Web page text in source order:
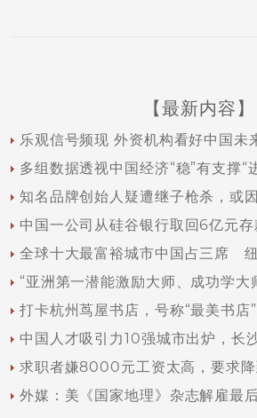
【最新内容】
乐观信号频现 外资机构看好中国未
多组数据透视中国经济“稳”有支撑“
知名品牌创始人疑遭继子枪杀，或
中国一公司从硅谷银行取回6亿元存
全球十大最富裕城市中国占三席
“亚洲第一潜能激励大师、成功学大
打卡杭州茑屋书店，号称“最美书店
中国人才吸引力10强城市出炉，长
求职者嫌8000元工资太高，要求
外媒：美《国家地理》杂志解雇最